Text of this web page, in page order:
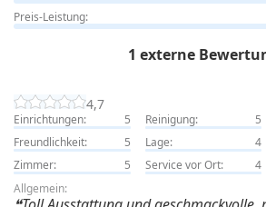
Preis-Leistung:
1 externe
4,7
Einrichtungen: 5 Reinigung: 5
Freundlichkeit:
5 Lage: 4
Zimmer:
5 Service vor Ort: 4
Allgemein: